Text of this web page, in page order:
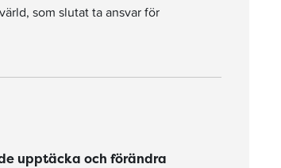
som slutat ta ansvar för
upptäcka och förändra